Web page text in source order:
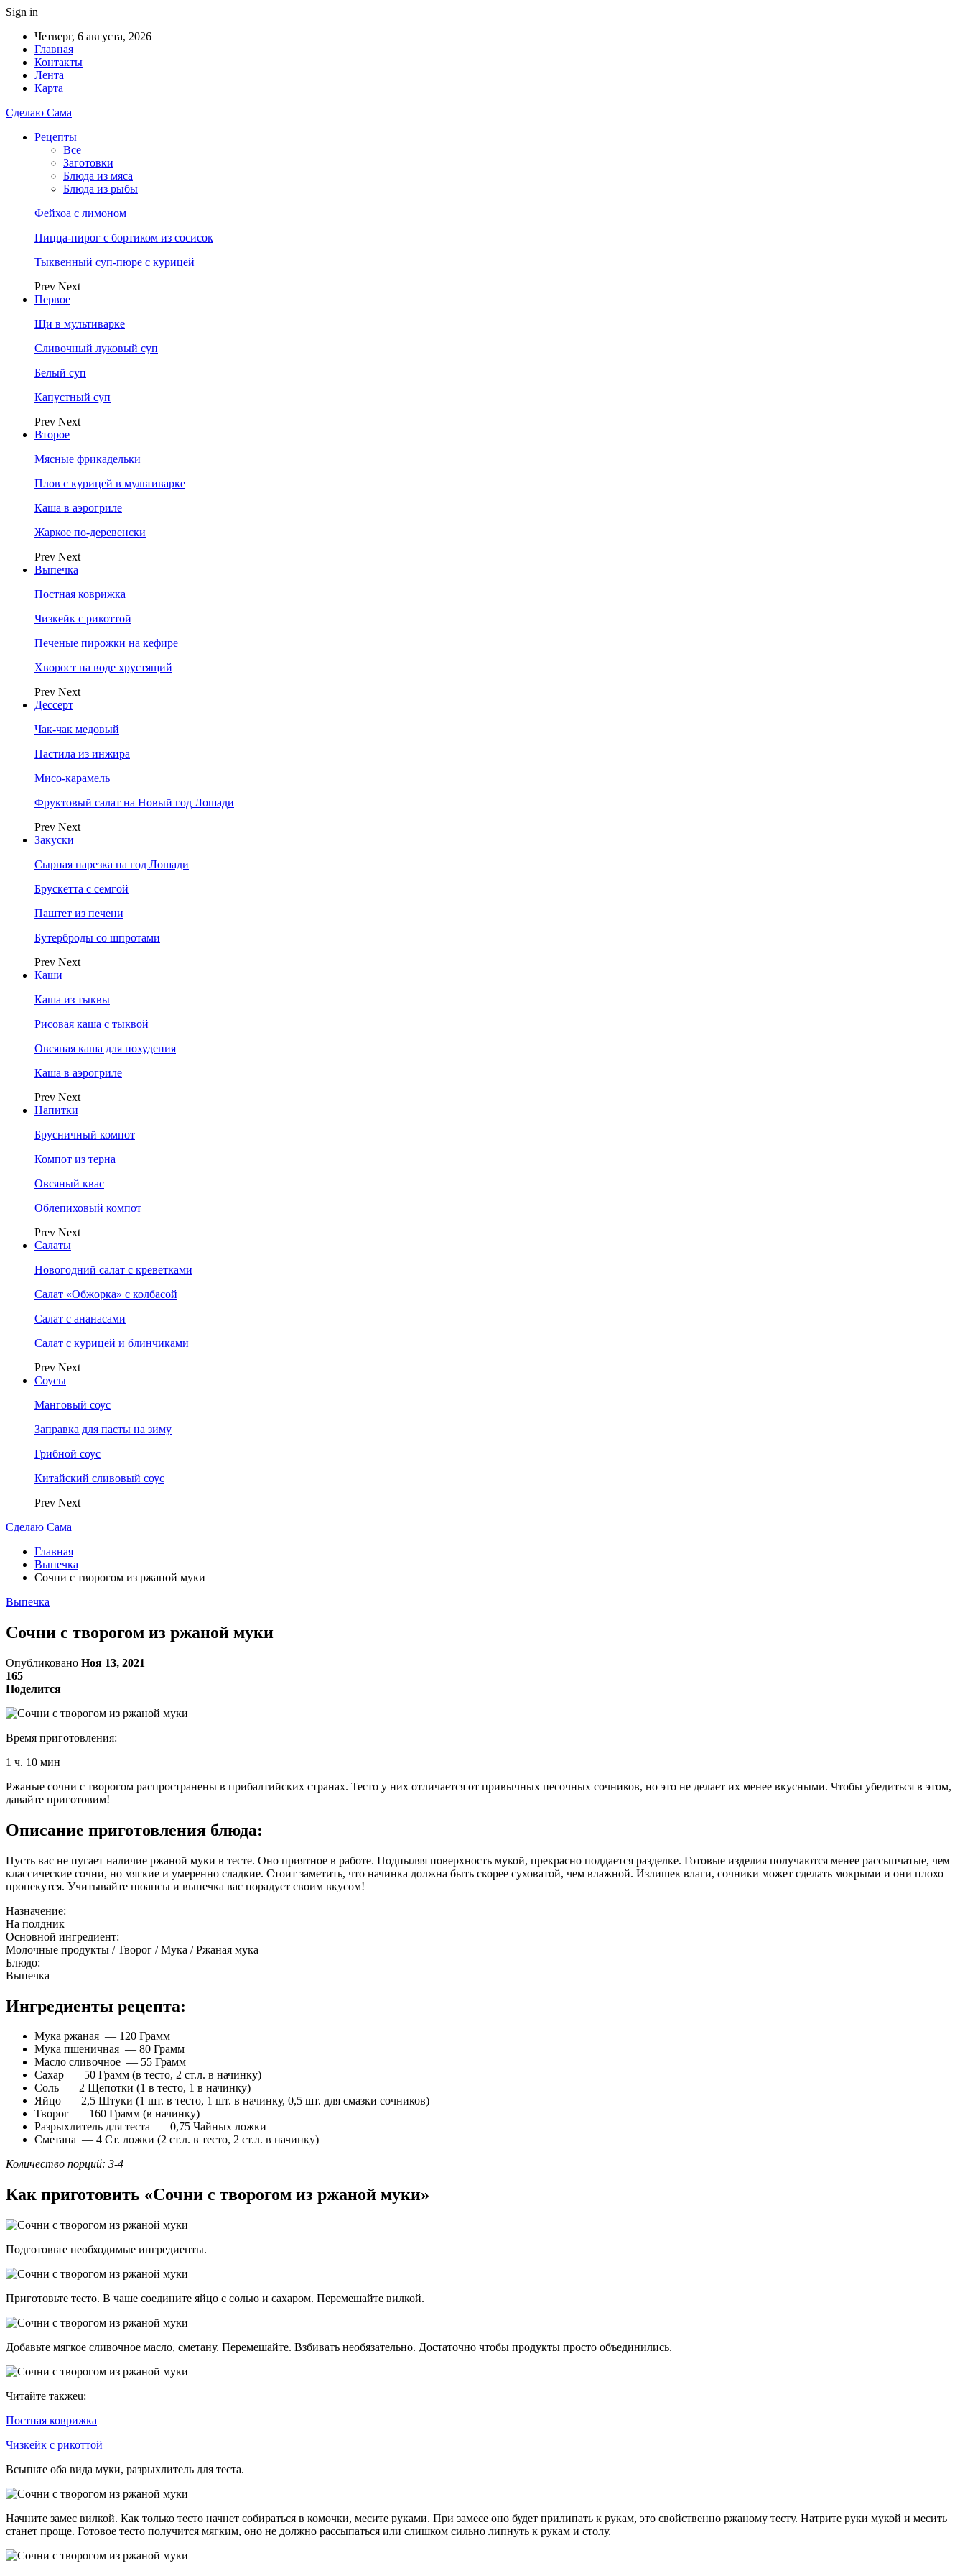
Sign in
Четверг, 6 августа, 2026
Главная
Контакты
Лента
Карта
Сделаю Сама
Рецепты
Все
Заготовки
Блюда из мяса
Блюда из рыбы
Фейхоа с лимоном
Пицца-пирог с бортиком из сосисок
Тыквенный суп-пюре с курицей
Prev Next
Первое
Щи в мультиварке
Сливочный луковый суп
Белый суп
Капустный суп
Prev Next
Второе
Мясные фрикадельки
Плов с курицей в мультиварке
Каша в аэрогриле
Жаркое по-деревенски
Prev Next
Выпечка
Постная коврижка
Чизкейк с рикоттой
Печеные пирожки на кефире
Хворост на воде хрустящий
Prev Next
Дессерт
Чак-чак медовый
Пастила из инжира
Мисо-карамель
Фруктовый салат на Новый год Лошади
Prev Next
Закуски
Сырная нарезка на год Лошади
Брускетта с семгой
Паштет из печени
Бутерброды со шпротами
Prev Next
Каши
Каша из тыквы
Рисовая каша с тыквой
Овсяная каша для похудения
Каша в аэрогриле
Prev Next
Напитки
Брусничный компот
Компот из терна
Овсяный квас
Облепиховый компот
Prev Next
Салаты
Новогодний салат с креветками
Салат «Обжорка» с колбасой
Салат с ананасами
Салат с курицей и блинчиками
Prev Next
Соусы
Манговый соус
Заправка для пасты на зиму
Грибной соус
Китайский сливовый соус
Prev Next
Сделаю Сама
Главная
Выпечка
Сочни с творогом из ржаной муки
Выпечка
Сочни с творогом из ржаной муки
Опубликовано Ноя 13, 2021
165
Поделится
Время приготовления:
1 ч. 10 мин
Ржаные сочни с творогом распространены в прибалтийских странах. Тесто у них отличается от привычных песочных сочников, но это не делает их менее вкусными. Чтобы убедиться в этом,
давайте приготовим!
Описание приготовления блюда:
Пусть вас не пугает наличие ржаной муки в тесте. Оно приятное в работе. Подпыляя поверхность мукой, прекрасно поддается разделке. Готовые изделия получаются менее рассыпчатые, чем
классические сочни, но мягкие и умеренно сладкие. Стоит заметить, что начинка должна быть скорее суховатой, чем влажной. Излишек влаги, сочники может сделать мокрыми и они плохо
пропекутся. Учитывайте нюансы и выпечка вас порадует своим вкусом!
Назначение:
На полдник
Основной ингредиент:
Молочные продукты / Творог / Мука / Ржаная мука
Блюдо:
Выпечка
Ингредиенты рецепта:
Мука ржаная — 120 Грамм
Мука пшеничная — 80 Грамм
Масло сливочное — 55 Грамм
Сахар — 50 Грамм (в тесто, 2 ст.л. в начинку)
Соль — 2 Щепотки (1 в тесто, 1 в начинку)
Яйцо — 2,5 Штуки (1 шт. в тесто, 1 шт. в начинку, 0,5 шт. для смазки сочников)
Творог — 160 Грамм (в начинку)
Разрыхлитель для теста — 0,75 Чайных ложки
Сметана — 4 Ст. ложки (2 ст.л. в тесто, 2 ст.л. в начинку)
Количество порций: 3-4
Как приготовить «Сочни с творогом из ржаной муки»
Подготовьте необходимые ингредиенты.
Приготовьте тесто. В чаше соедините яйцо с солью и сахаром. Перемешайте вилкой.
Добавьте мягкое сливочное масло, сметану. Перемешайте. Взбивать необязательно. Достаточно чтобы продукты просто объединились.
Читайте такжеu:
Постная коврижка
Чизкейк с рикоттой
Всыпьте оба вида муки, разрыхлитель для теста.
Начните замес вилкой. Как только тесто начнет собираться в комочки, месите руками. При замесе оно будет прилипать к рукам, это свойственно ржаному тесту. Натрите руки мукой и месить
станет проще. Готовое тесто получится мягким, оно не должно рассыпаться или слишком сильно липнуть к рукам и столу.